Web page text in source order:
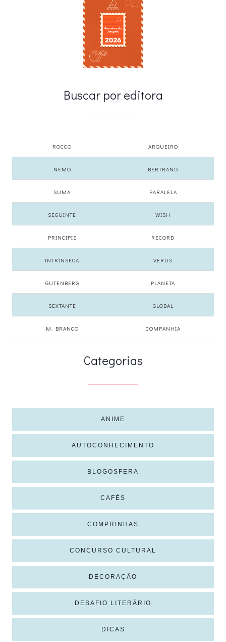
Buscar por editora
ROCCO ARQUEIRO
NEMO BERTRAND
SUMA PARALELA
SEGUINTE WISH
PRINCIPIS RECORD
INTRÍNSECA VERUS
GUTENBERG PLANETA
SEXTANTE GLOBAL
M. BRANCO COMPANHIA
Categorias
ANIME
AUTOCONHECIMENTO
BLOGOSFERA
CAFÉS
COMPRINHAS
CONCURSO CULTURAL
DECORAÇÃO
DESAFIO LITERÁRIO
DICAS